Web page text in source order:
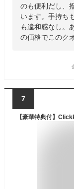
のも便利だし、
います。手持ち
も違和感なし。
の価格でこのク
7